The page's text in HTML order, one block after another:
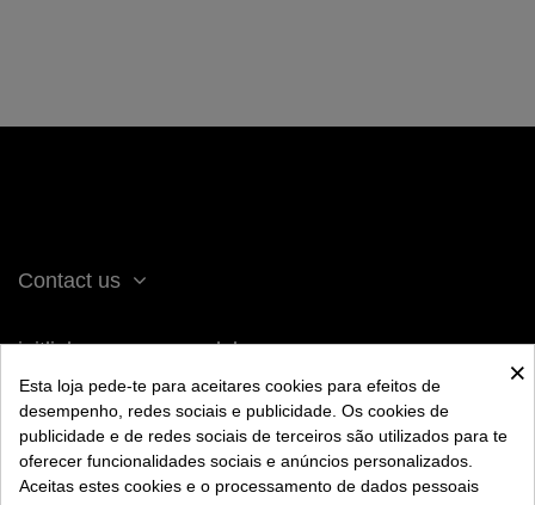
Contact us
iqitlinksmanager module
ACERCA DE BENGALA
AYUDA
×
Esta loja pede-te para aceitares cookies para efeitos de
desempenho, redes sociais e publicidade. Os cookies de
publicidade e de redes sociais de terceiros são utilizados para te
oferecer funcionalidades sociais e anúncios personalizados.
Aceitas estes cookies e o processamento de dados pessoais